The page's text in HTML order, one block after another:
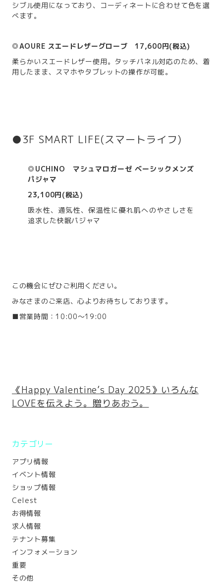
シブル使用になっており、コーディネートに合わせて色を選
べます。
◎AOURE スエードレザーグローブ 17,600円(税込)
柔らかいスエードレザー使用。タッチパネル対応のため、着
用したまま、スマホやタブレットの操作が可能。
●3F SMART LIFE(スマートライフ)
◎UCHINO マシュマロガーゼ ベーシックメンズ
パジャマ
23,100円(税込)
吸水性、通気性、保温性に優れ肌へのやさしさを
追求した快眠パジャマ
この機会にぜひご利用ください。
みなさまのご来店、心よりお待ちしております。
■営業時間：10:00～19:00
《Happy Valentine’s Day 2025》いろんな
LOVEを伝えよう。贈りあおう。
カテゴリー
アプリ情報
イベント情報
ショップ情報
Celest
お得情報
求人情報
テナント募集
インフォメーション
重要
その他